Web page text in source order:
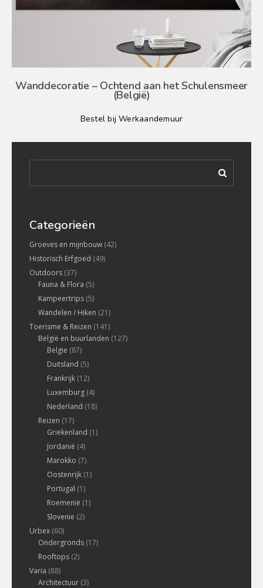
Wanddecoratie – Ochtend aan het Schulensmeer
(België)
Bestel bij Werkaandemuur
Categorieën
Groeves en mijnbouw (42)
Historisch Erfgoed (49)
Outdoors (37)
Fauna & Flora (5)
Kampeertrips (5)
Wandelen / Hiken (21)
Toerisme & Reizen (141)
België en buurlanden (127)
Belgie (87)
Duitsland (5)
Frankrijk (12)
Luxemburg (4)
Nederland (18)
Reizen (17)
Griekenland (1)
Jordanië (4)
Marokko (7)
Oostenrijk (1)
Portugal (1)
Roemenië (1)
Slovenie (2)
Urbex (60)
Ondergronds (17)
Rooftops (2)
Varia (88)
Architectuur (3)